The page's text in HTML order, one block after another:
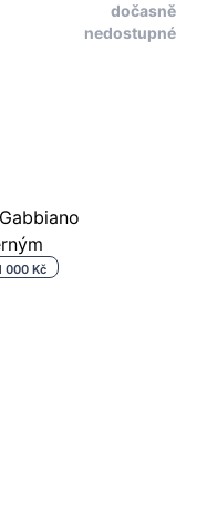
dočasně
nedostupné
000 Kč